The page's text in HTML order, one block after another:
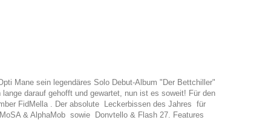
Mane sein legendäres Solo Debut-Album "Der Bettchiller"
darauf gehofft und gewartet, nun ist es soweit! Für den
FidMella . Der absolute Leckerbissen des Jahres für
& AlphaMob sowie Donvtello & Flash 27. Features